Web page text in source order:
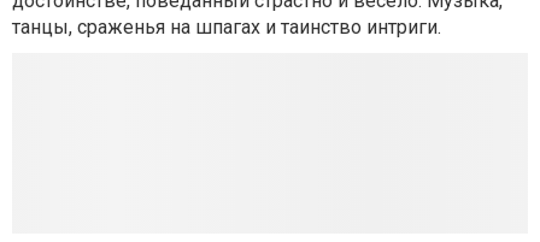
танцы, сраженья на шпагах и таинство интриги.